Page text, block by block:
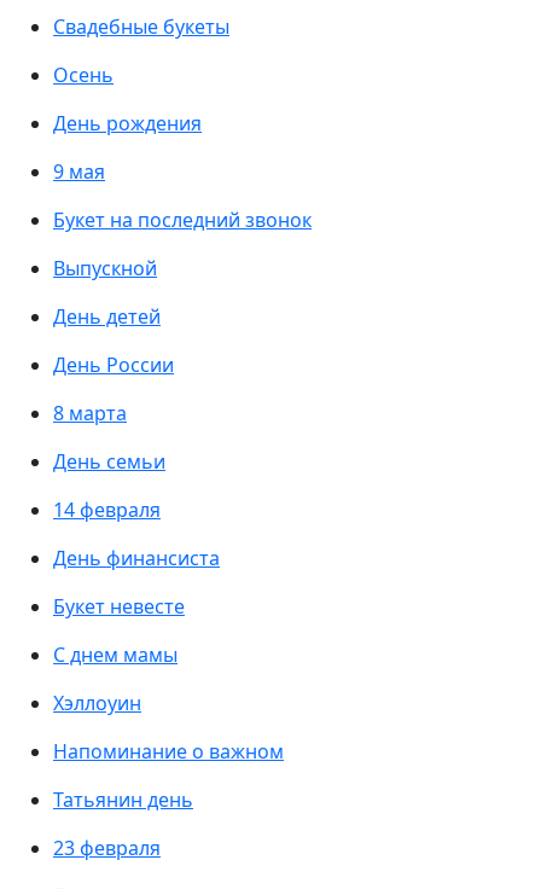
Свадебные букеты
Осень
День рождения
9 мая
Букет на последний звонок
Выпускной
День детей
День России
8 марта
День семьи
14 февраля
День финансиста
Букет невесте
С днем мамы
Хэллоуин
Напоминание о важном
Татьянин день
23 февраля